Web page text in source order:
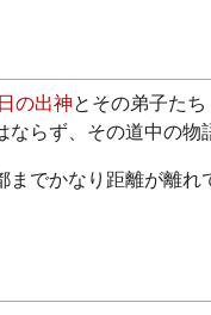
日の出神とその弟子たち
らず、その道中の物
でかなり距離が離れ